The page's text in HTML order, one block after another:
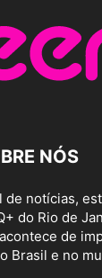
NÓS
de notícias,
do Rio de
de
Brasil e no